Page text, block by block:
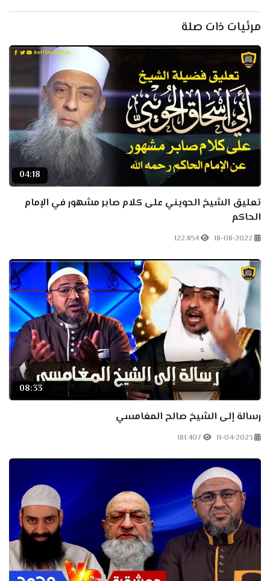
مرئيات ذات صلة
04:18
تعليق الشيخ الحويني على كلام صابر مشهور في الإمام
الحاكم
18-08-2022
122.854
08:33
رسالة إلى الشيخ صالح المغامسي
11-04-2023
181.407